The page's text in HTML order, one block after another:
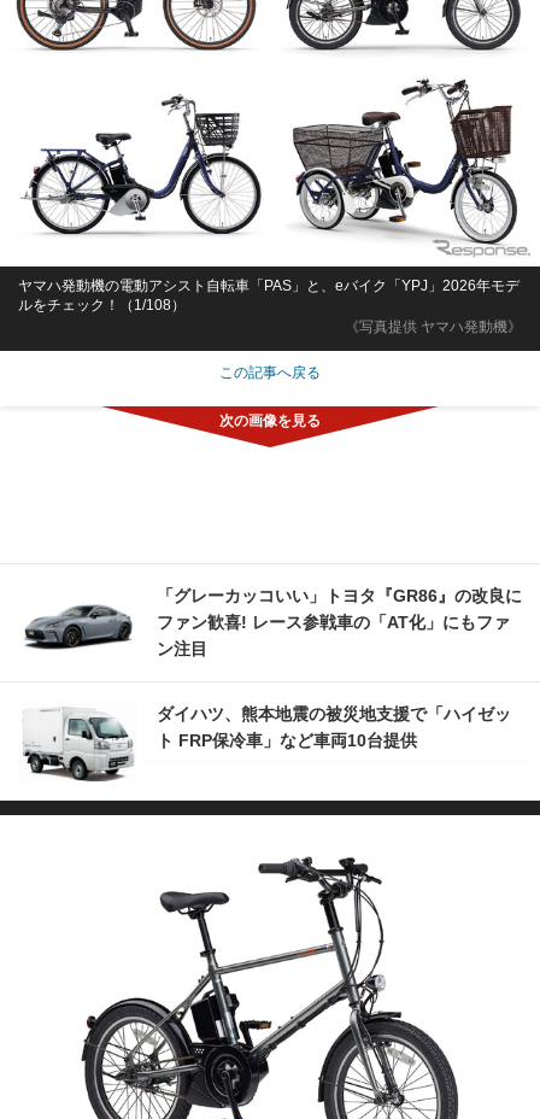
《写真提供 ヤマハ発動機》
ヤマハ発動機の電動アシスト自転車「PAS」と、eバイク「YPJ」2026年モデ
ルをチェック！（1/108）
この記事へ戻る
「グレーカッコいい」トヨタ『GR86』の改良に
ファン歓喜! レース参戦車の「AT化」にもファ
ン注目
ダイハツ、熊本地震の被災地支援で「ハイゼッ
ト FRP保冷車」など車両10台提供